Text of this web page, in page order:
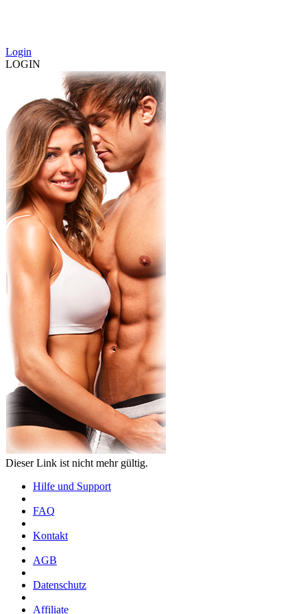
Login
LOGIN
Dieser Link ist nicht mehr gültig.
Hilfe und Support
FAQ
Kontakt
AGB
Datenschutz
Affiliate